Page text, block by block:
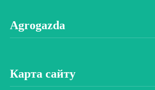
Agrogazda
Карта сайту